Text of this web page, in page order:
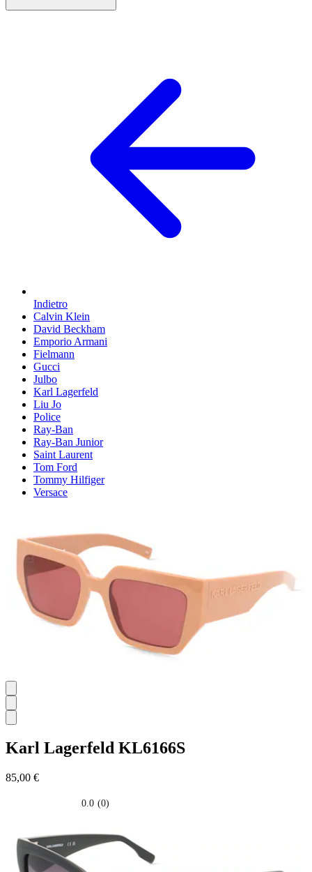
Indietro
Calvin Klein
David Beckham
Emporio Armani
Fielmann
Gucci
Julbo
Karl Lagerfeld
Liu Jo
Police
Ray-Ban
Ray-Ban Junior
Saint Laurent
Tom Ford
Tommy Hilfiger
Versace
Karl Lagerfeld KL6166S
85,00 €
0.0 (0)
stelle.